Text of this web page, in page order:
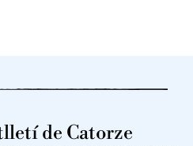
de Catorze